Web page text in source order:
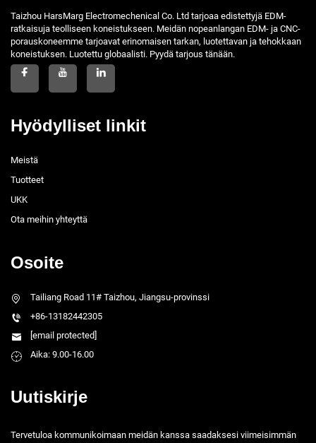
Taizhou HarsMarg Electromechenical Co. Ltd tarjoaa edistettyjä EDM-
ratkaisuja teolliseen koneistukseen. Meidän nopeanlangan EDM- ja CNC-
porauskoneemme tarjoavat erinomaisen tarkan, luotettavan ja tehokkaan
koneistuksen. Luotettu globaalisti. Pyydä tarjous tänään.
Hyödylliset linkit
Meistä
Tuotteet
UKK
Ota meihin yhteyttä
Osoite
Tailiang Road 11# Taizhou, Jiangsu-provinssi
+86-13182442305
[email protected]
Aika: 9.00-16.00
Uutiskirje
Tervetuloa kommunikoimaan meidän kanssa saadaksesi viimeisimmän